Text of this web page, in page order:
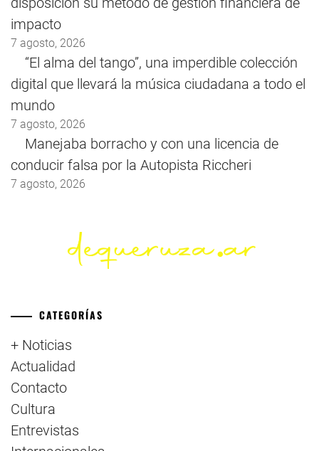
impacto
7 agosto, 2026
“El alma del tango”, una imperdible colección
digital que llevará la música ciudadana a todo el
mundo
7 agosto, 2026
Manejaba borracho y con una licencia de
conducir falsa por la Autopista Riccheri
7 agosto, 2026
CATEGORÍAS
+ Noticias
Actualidad
Contacto
Cultura
Entrevistas